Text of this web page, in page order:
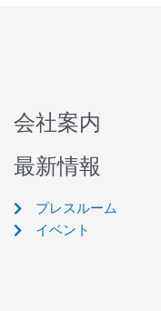
会社案内
最新情報
プレスルーム
イベント